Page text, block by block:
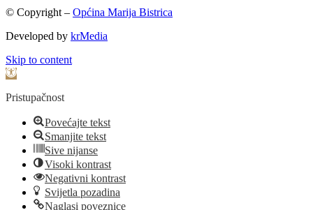
© Copyright – Općina Marija Bistrica
Developed by krMedia
Skip to content
Open toolbar
Pristupačnost
Povećajte tekst
Smanjite tekst
Sive nijanse
Visoki kontrast
Negativni kontrast
Svijetla pozadina
Naglasi poveznice